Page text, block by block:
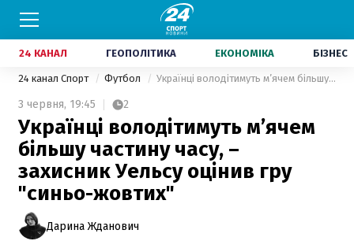
24 КАНАЛ ГЕОПОЛІТИКА ЕКОНОМІКА БІЗНЕС
24 канал Спорт Футбол Українці володітимуть м’ячем більшу частину часу, – захисник Уельсу оцінив гру "синьо-жовтих"
3 червня, 19:45 2
Українці володітимуть м’ячем
більшу частину часу, –
захисник Уельсу оцінив гру
"синьо-жовтих"
Дарина Жданович